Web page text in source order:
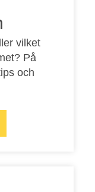
vilket
På
och